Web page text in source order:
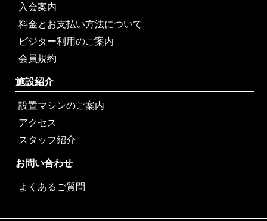
入会案内
料金とお支払い方法について
ビジター利用のご案内
会員規約
施設紹介
設置マシンのご案内
アクセス
スタッフ紹介
お問い合わせ
よくあるご質問